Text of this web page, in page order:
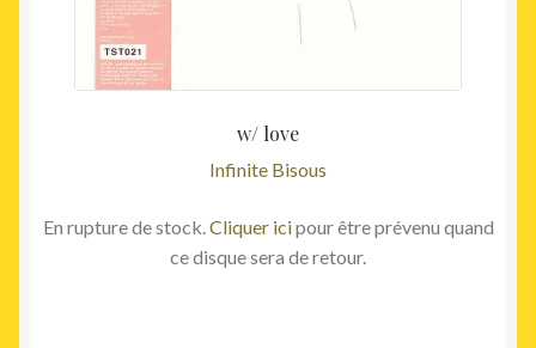
w/ love
Infinite Bisous
En rupture de stock.Cliquer icipour être prévenu quand
ce disque sera de retour.